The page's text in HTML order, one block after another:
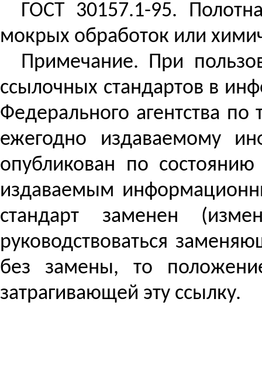
ГОСТ 30157.1-95.
мокрых обработок или
Примечание. При
ссылочных стандартов в
Федерального агентства
ежегодно издаваемому
опубликован по
издаваемым
стандарт заменен
руководствоваться
без замены, то
затрагивающей эту ссылку.